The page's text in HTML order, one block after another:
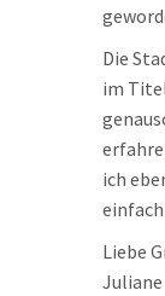
Die
im
ich
Liebe
Juliane